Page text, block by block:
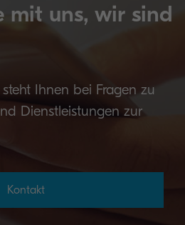
mit uns, wir sind
Ihnen bei Fragen zu
Dienstleistungen zur
Kontakt